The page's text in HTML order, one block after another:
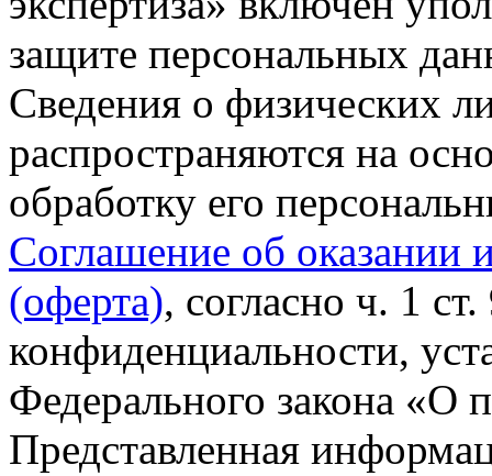
защите персональных
Сведения о физических
распространяются на
обработку его
Соглашение об оказании
(оферта), согласно ч. 1
конфиденциальности,
Федерального закона «О
Представленная